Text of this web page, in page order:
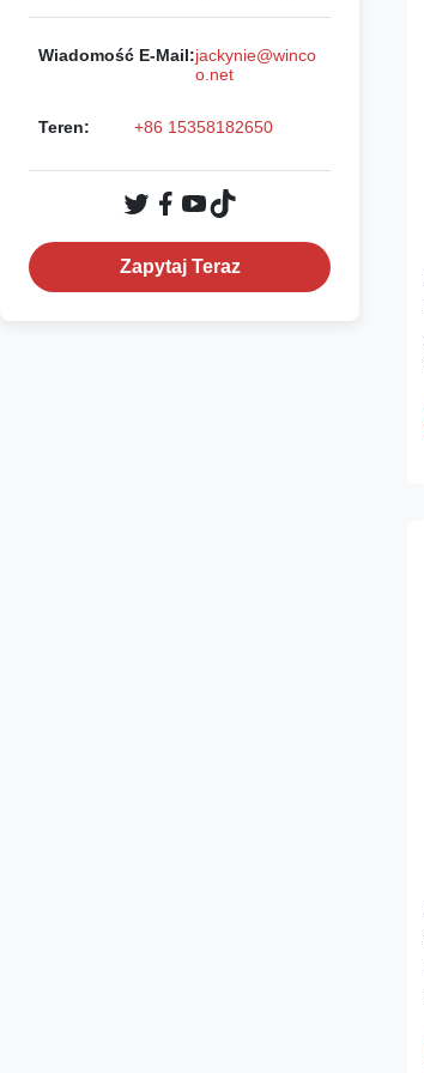
Wiadomość E-Mail:jackynie@winco
o.net
Teren: +86 15358182650
Zapytaj Teraz